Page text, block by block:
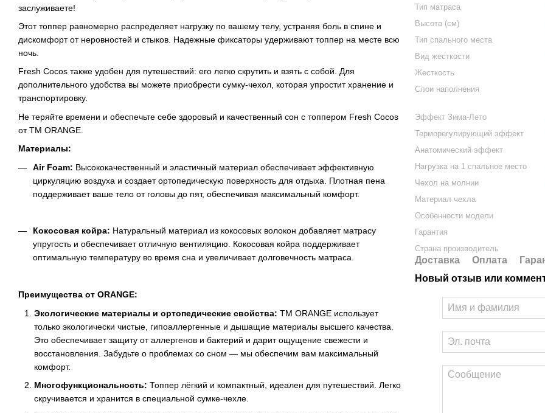
заслуживаете!
Этот топпер равномерно распределяет нагрузку по вашему телу, устраняя боль в спине и
дискомфорт от неровностей и стыков. Надежные фиксаторы удерживают топпер на месте всю
ночь.
Fresh Cocos также удобен для путешествий: его легко скрутить и взять с собой. Для
дополнительного удобства вы можете приобрести сумку-чехол, которая упростит хранение и
транспортировку.
Не теряйте времени и обеспечьте себе здоровый и качественный сон с топпером Fresh Cocos
от ТМ ORANGE.
Материалы:
Air Foam: Высококачественный и эластичный материал обеспечивает эффективную
циркуляцию воздуха и создает ортопедическую поверхность для отдыха. Плотная пена
поддерживает ваше тело от головы до пят, обеспечивая максимальный комфорт.
Кокосовая койра: Натуральный материал из кокосовых волокон добавляет матрасу
упругость и обеспечивает отличную вентиляцию. Кокосовая койра поддерживает
оптимальную температуру во время сна и увеличивает долговечность матраса.
Преимущества от ORANGE:
Экологические материалы и ортопедические свойства: ТМ ORANGE использует
только экологически чистые, гипоаллергенные и дышащие материалы высшего качества.
Это обеспечивает защиту от аллергенов и бактерий и дарит ощущение свежести и
восстановления. Забудьте о проблемах со сном — мы обеспечим вам максимальный
комфорт.
Многофункциональность: Топпер лёгкий и компактный, идеален для путешествий. Легко
скручивается и хранится в специальной сумке-чехле.
Тип матраса
Высота (см)
Тип спального места
Вид жесткости
Жесткость
Слои наполнения
Эффект Зима-Лето
Терморегулирующий эффект
Анатомический эффект
Нагрузка на 1 спальное место
Чехол на молнии
Материал чехла
Особенности модели
Гарантия
Страна производитель
Доставка Оплата
Новый отзыв или